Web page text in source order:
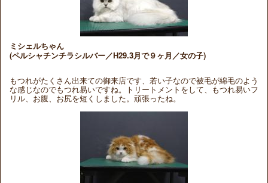
ミシェルちゃん
(ペルシャチンチラシルバー／H29.3月で９ヶ月／女の子)
もつれがたくさん出来ての御来店です、若い子なので被毛が綿毛のよう
な感じなのでもつれ易いですね。トリートメントをして、もつれ易いフ
リル、お腹、お尻を短くしました。頑張ったね。